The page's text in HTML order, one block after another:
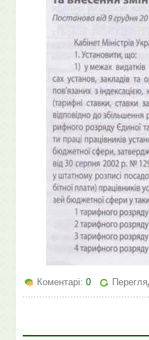
Коментарі: 0